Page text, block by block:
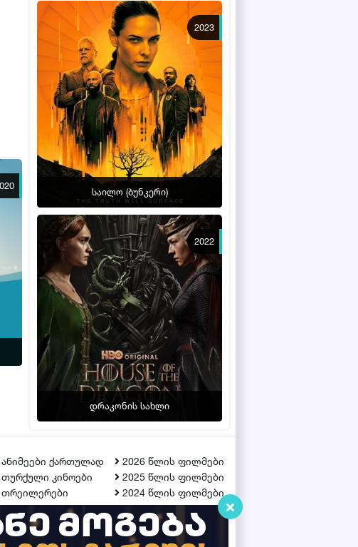
2023
საილო (ბუნკერი)
2022
დრაკონის სახლი
ანიმეები ქართულად
თურქული კინოები
თრეილერები
2026 წლის ფილმები
2025 წლის ფილმები
2024 წლის ფილმები